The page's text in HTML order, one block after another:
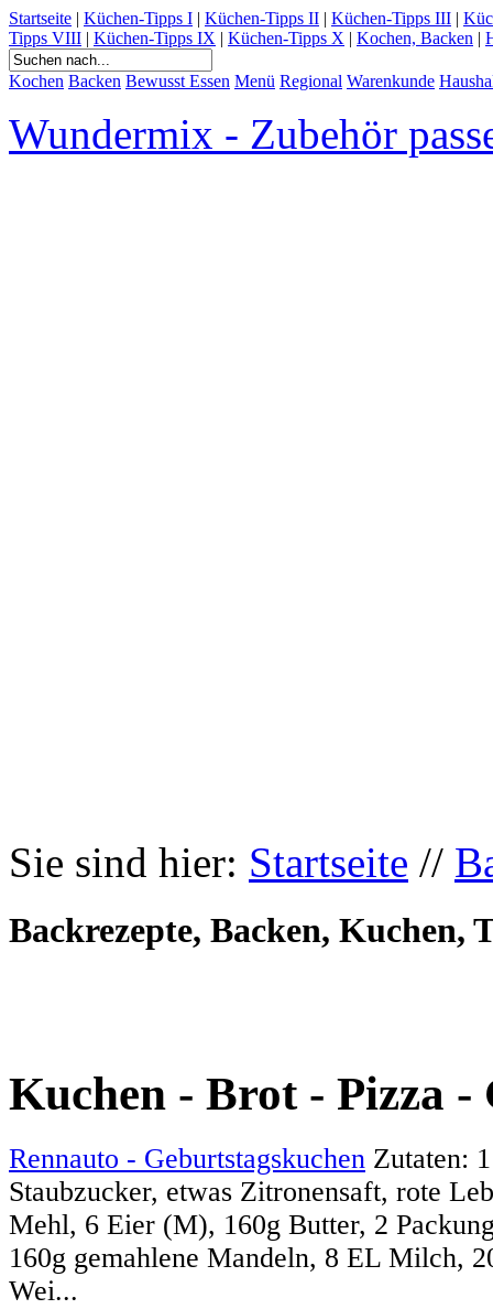
Startseite | Küchen-Tipps I | Küchen-Tipps II | Küchen-Tipps III |
Tipps VIII | Küchen-Tipps IX | Küchen-Tipps X | Kochen, Backen |
Kochen Backen Bewusst Essen Menü Regional Warenkunde
Wundermix - Zubehör
Sie sind hier: Startseite //
Backrezepte, Backen, Kuchen,
Kuchen - Brot - Pizza -
Rennauto - Geburtstagskuchen Zutaten:
Staubzucker, etwas Zitronensaft, rote
Mehl, 6 Eier (M), 160g Butter, 2
160g gemahlene Mandeln, 8 EL Milch,
Wei...